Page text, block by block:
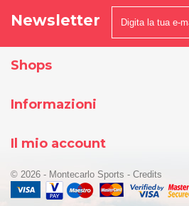
Newsletter
Shops
Informazioni
© 2026 - Montecarlo Sports - Credits
Il mio account